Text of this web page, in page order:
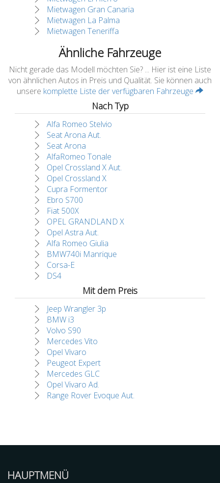
Mietwagen Gran Canaria
Mietwagen La Palma
Mietwagen Teneriffa
Ähnliche Fahrzeuge
Nicht gerade das Modell möchten Sie? ... Hier ist eine Liste
von ähnlichen Autos in Preis und Qualität. Sie können auch
unsere komplette Liste der verfügbaren Fahrzeuge
Nach Typ
Alfa Romeo Stelvio
Seat Arona Aut.
Seat Arona
AlfaRomeo Tonale
Opel Crossland X Aut.
Opel Crossland X
Cupra Formentor
Ebro S700
Fiat 500X
OPEL GRANDLAND X
Opel Astra Aut.
Alfa Romeo Giulia
BMW740i Manrique
Corsa-E
DS4
Mit dem Preis
Jeep Wrangler 3p
BMW i3
Volvo S90
Mercedes Vito
Opel Vivaro
Peugeot Expert
Mercedes GLC
Opel Vivaro Ad.
Range Rover Evoque Aut.
HAUPTMENÜ